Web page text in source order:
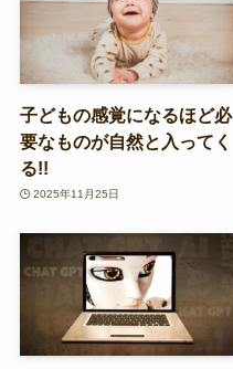
子どもの感覚になるほど必
要なものが自然と入ってく
る!!
2025年11月25日